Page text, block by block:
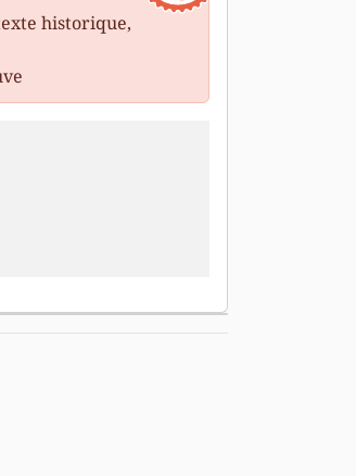
historique,